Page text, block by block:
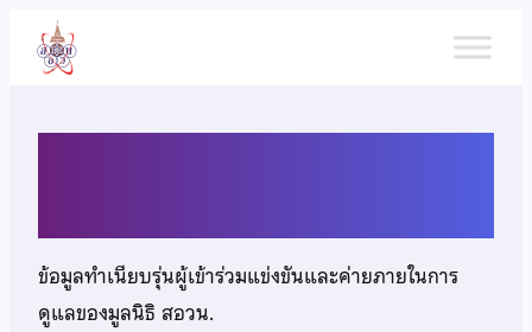
เนื้อหา
ข้อมูลทำเนียบรุ่นผู้เข้าร่วมแข่งขันและค่ายภายในการ
ดูแลของมูลนิธิ สอวน.